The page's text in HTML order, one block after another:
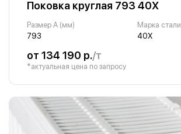
Поковка круглая 793 40Х
Размер A (мм)
793
Марка стали
40Х
от 134 190 р./т
*актуальная цена по запросу